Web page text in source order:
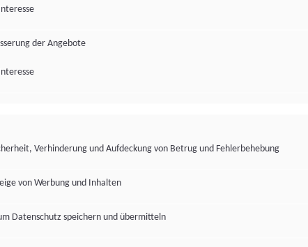
der Angebote
Verhinderung und Aufdeckung von Betrug und Fehlerbehebung
von Werbung und Inhalten
Datenschutz speichern und übermitteln